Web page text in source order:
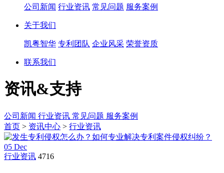
公司新闻 行业资讯 常见问题 服务案例
关于我们
凯粤智华 专利团队 企业风采 荣誉资质
联系我们
资讯&支持
公司新闻 行业资讯 常见问题 服务案例
首页 > 资讯中心 > 行业资讯
05 Dec
行业资讯 4716